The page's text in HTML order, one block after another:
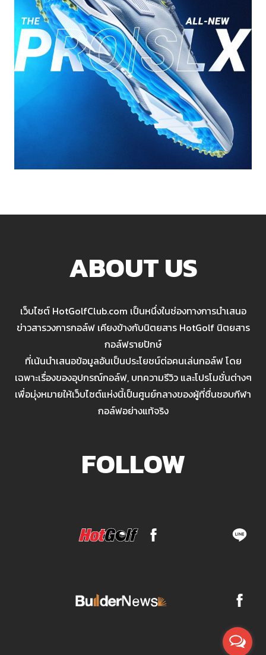
ABOUT US
เว็บไซต์ HotGolfClub.com เป็นหนึ่งในช่องทางการนำเสนอ
ข่าวสารวงการกอล์ฟ เคียงข้างกับนิตยสาร HotGolf นิตยสาร
กอล์ฟรายปักษ์
ที่เน้นนำเสนอข้อมูลอันเป็นประโยชน์ต่อคนเล่นกอล์ฟ โดย
เฉพาะเรื่องของอุปกรณ์กอล์ฟ, บทความรีวิว และโปรโมชั่นต่างๆ
เพื่อมุ่งหมายให้เว็บไซต์แห่งนี้เป็นศูนย์กลางของผู้ที่ชื่นชอบกีฬา
กอล์ฟอย่างแท้จริง
FOLLOW